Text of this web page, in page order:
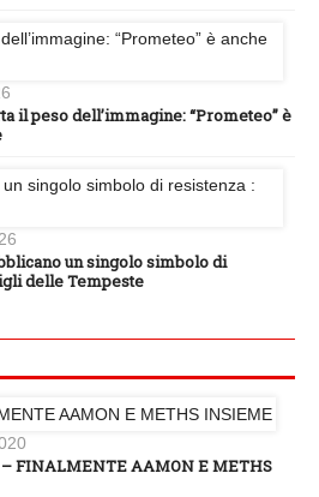
il peso dell’immagine: “Prometeo” è
un singolo simbolo di
delle Tempeste
FINALMENTE AAMON E METHS